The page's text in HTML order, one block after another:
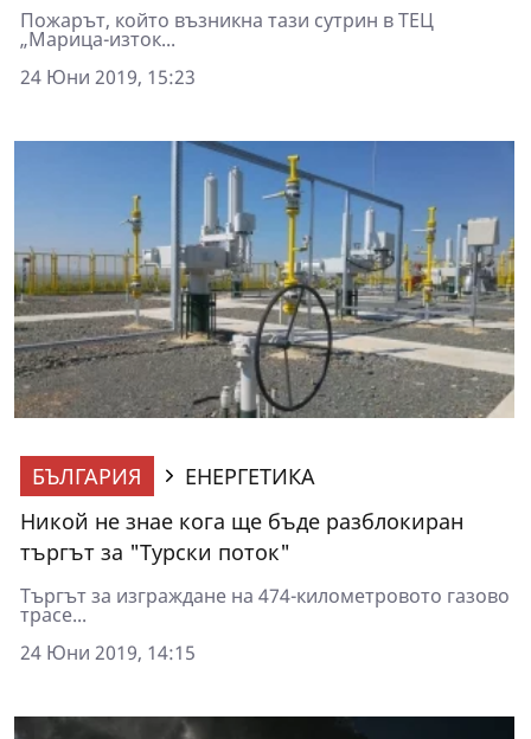
Пожарът, който възникна тази сутрин в ТЕЦ
„Марица-изток...
24 Юни 2019, 15:23
БЪЛГАРИЯ
ЕНЕРГЕТИКА
Никой не знае кога ще бъде разблокиран
търгът за "Турски поток"
Търгът за изграждане на 474-километровото газово
трасе...
24 Юни 2019, 14:15